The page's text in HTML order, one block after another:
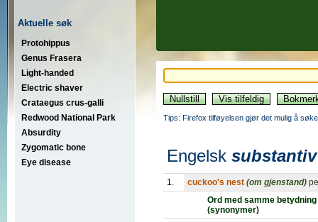
Aktuelle søk
Protohippus
Genus Frasera
Light-handed
Electric shaver
Crataegus crus-galli
Redwood National Park
Absurdity
Zygomatic bone
Eye disease
Tips: Firefox tilføyelsen gjør det mulig å
Engelsk substantiv
1. cuckoo's nest (om gjenstand)
Ord med samme betydning
(synonymer)